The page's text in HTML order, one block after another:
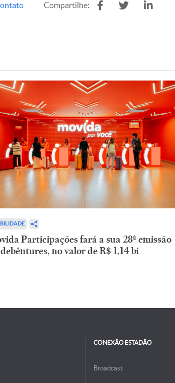
Compartilhe:
Participações fará a sua 28ª emissão
no valor de R$ 1,14 bi
CONEXÃO ESTADÃO
Broadcast